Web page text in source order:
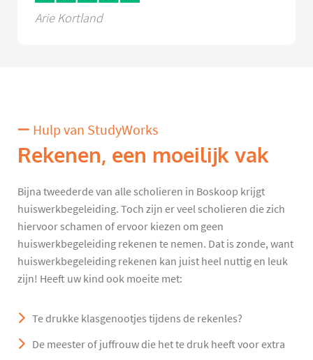
Arie Kortland
Hulp van StudyWorks
Rekenen, een moeilijk vak
Bijna tweederde van alle scholieren in Boskoop krijgt
huiswerkbegeleiding. Toch zijn er veel scholieren die zich
hiervoor schamen of ervoor kiezen om geen
huiswerkbegeleiding rekenen te nemen. Dat is zonde, want
huiswerkbegeleiding rekenen kan juist heel nuttig en leuk
zijn! Heeft uw kind ook moeite met:
Te drukke klasgenootjes tijdens de rekenles?
De meester of juffrouw die het te druk heeft voor extra